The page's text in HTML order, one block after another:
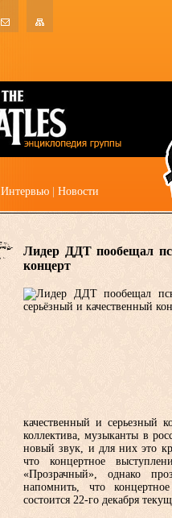
Интервью Новости
Лидер ДДТ пообещал
концерт
качественный и серьезный
коллектива, музыканты в
новый звук, и для них это
что концертное
«Прозрачный», однако
напомнить, что
состоится 22-го декабря